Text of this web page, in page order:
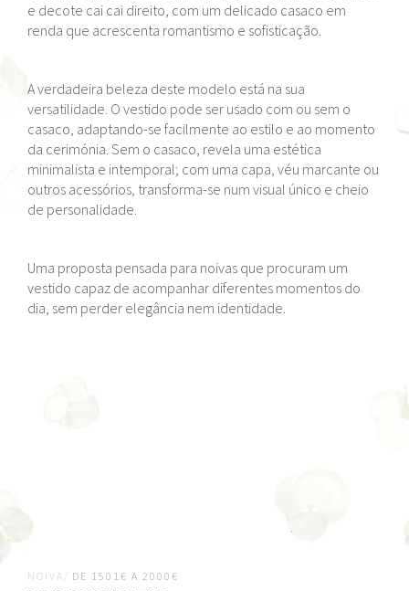
e decote cai cai direito, com um delicado casaco em
renda que acrescenta romantismo e sofisticação.
A verdadeira beleza deste modelo está na sua
versatilidade. O vestido pode ser usado com ou sem o
casaco, adaptando-se facilmente ao estilo e ao momento
da cerimónia. Sem o casaco, revela uma estética
minimalista e intemporal; com uma capa, véu marcante ou
outros acessórios, transforma-se num visual único e cheio
de personalidade.
Uma proposta pensada para noivas que procuram um
vestido capaz de acompanhar diferentes momentos do
dia, sem perder elegância nem identidade.
NOIVA/ DE 1501€ A 2000€